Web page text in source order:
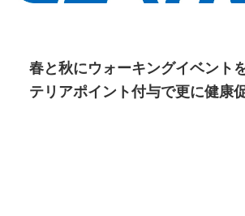
春と秋にウォーキングイベント
テリアポイント付与で更に健康